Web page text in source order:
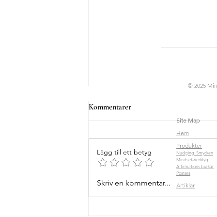
Autonoma nervsystemet –
parasympatiska & sympatiska
Kommentarer
Lägg till ett betyg
Skriv en kommentar...
© 2025
Site Map
Hem
Produkter
Nudging Smycken
Mindset-Verktyg
Affirmations burkar
Posters
Artiklar